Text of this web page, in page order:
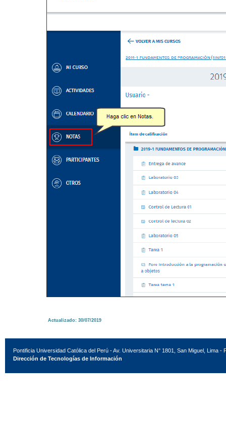
Actualizado: 30/07/2019
Pontificia Universidad Católica del Perú - Av. Universitaria N° 1801, San Miguel, Lima -
Dirección de Tecnologías de Información